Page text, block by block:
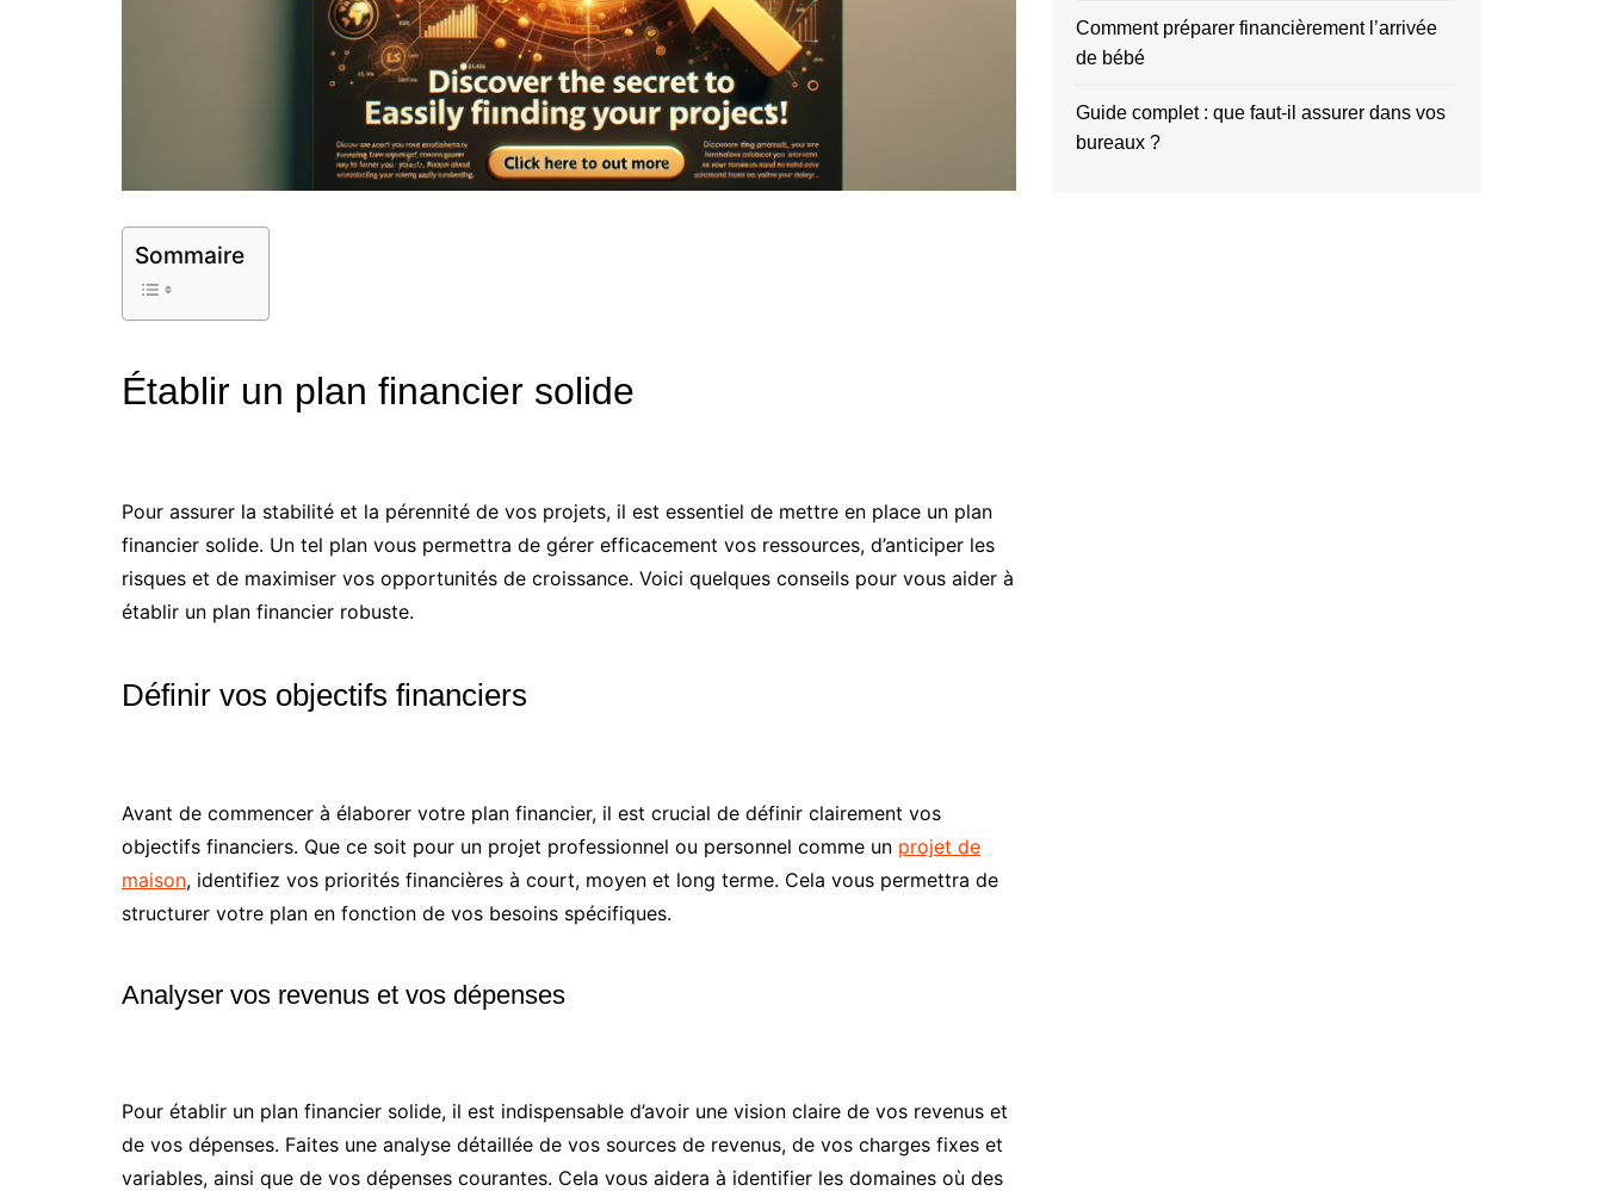
Sommaire
Établir un plan financier solide
Pour assurer la stabilité et la pérennité de vos projets, il est essentiel de mettre en place un plan
financier solide. Un tel plan vous permettra de gérer efficacement vos ressources, d’anticiper les
risques et de maximiser vos opportunités de croissance. Voici quelques conseils pour vous aider à
établir un plan financier robuste.
Définir vos objectifs financiers
Avant de commencer à élaborer votre plan financier, il est crucial de définir clairement vos
objectifs financiers. Que ce soit pour un projet professionnel ou personnel comme un projet de
maison, identifiez vos priorités financières à court, moyen et long terme. Cela vous permettra de
structurer votre plan en fonction de vos besoins spécifiques.
Analyser vos revenus et vos dépenses
Pour établir un plan financier solide, il est indispensable d’avoir une vision claire de vos revenus et
de vos dépenses. Faites une analyse détaillée de vos sources de revenus, de vos charges fixes et
variables, ainsi que de vos dépenses courantes. Cela vous aidera à identifier les domaines où des
Comment préparer financièrement l’arrivée
de bébé
Guide complet : que faut-il assurer dans vos
bureaux ?